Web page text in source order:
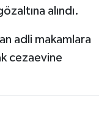
alındı.
adli makamlara
cezaevine